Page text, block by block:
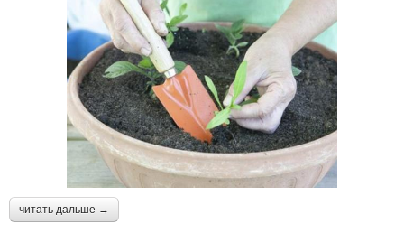
читать дальше →